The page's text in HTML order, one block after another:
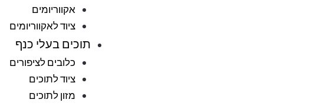
אקווריומים
ציוד לאקווריומים
תוכים בעלי כנף
כלובים לציפורים
ציוד לתוכים
מזון לתוכים